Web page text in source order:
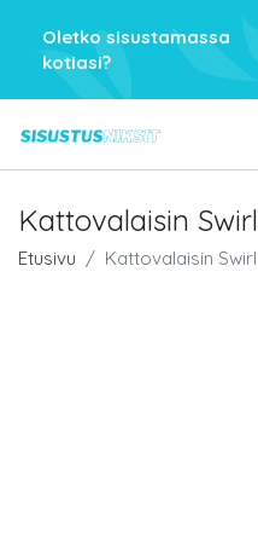
Oletko sisustamassa
kotiasi?
Kattovalaisin Swirl
Etusivu Kattovalaisin Swirl